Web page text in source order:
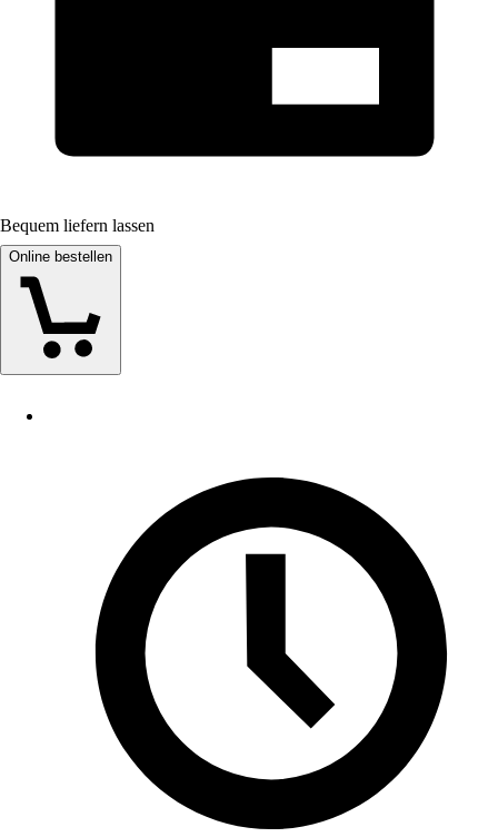
Bequem liefern lassen
Online bestellen